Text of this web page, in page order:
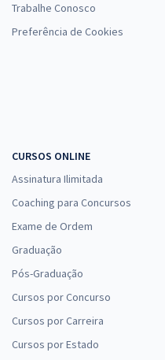
TRF 1ª Região - Tribunal
Área de Apoio
Trabalhe Conosco
Preferência de Cookies
CURSOS ONLINE
Assinatura Ilimitada
Coaching para Concursos
Exame de Ordem
Graduação
Pós-Graduação
Cursos por Concurso
Cursos por Carreira
Cursos por Estado